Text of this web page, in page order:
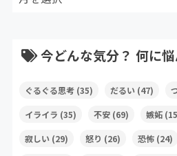
今どんな気分？ 何に
ぐるぐる思考(35) だるい(47)
イライラ (35) 不安(69) 嫉妬
寂しい(29) 怒り (26) 恐怖(24)